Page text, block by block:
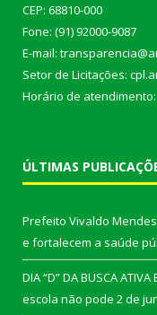
CEP: 68810-000
Fone: (91) 92000-9087
E-mail:
Setor de Licitações:
Horário de atendimento:
ÚLTIMAS
Prefeito Vivaldo
e fortalecem a saúde
DIA “D” DA BUSCA
escola não pode 2 de